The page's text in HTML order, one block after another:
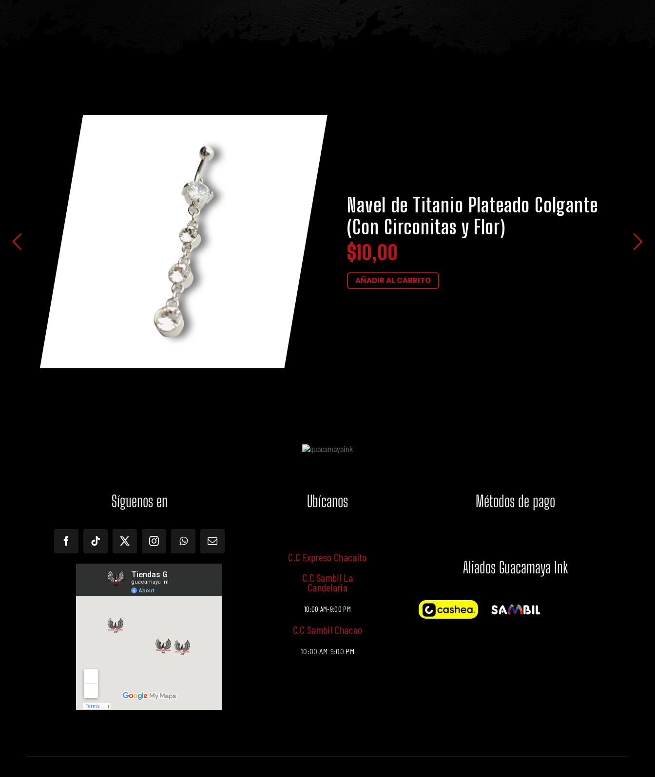
Navel de Titanio Plateado Colgante
(Con Circonitas y Flor)
$10,00
AÑADIR AL CARRITO
Síguenos en Ubícanos
C.C Expreso Chacaíto
C.C Sambil La
Candelaria
10:00 AM-9:00 PM
C.C Sambil Chacao
10:00 AM-9:00 PM
Métodos de pago
Aliados Guacamaya Ink